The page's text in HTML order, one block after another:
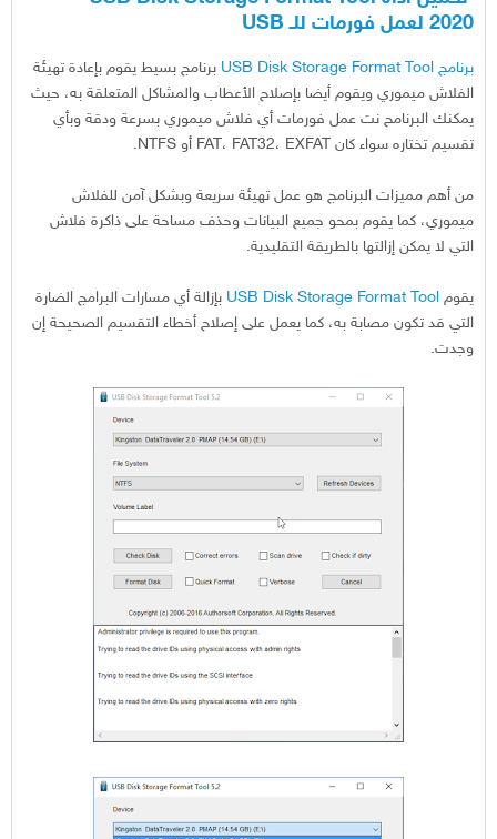
2020 لعمل فورمات للـ USB
برنامج USB Disk Storage Format Tool
برنامج بسيط يقوم بإعادة تهيئة
الفلاش ميموري ويقوم أيضا بإصلاح الأعطاب والمشاكل المتعلقة به، حيث
يمكنك البرنامح نت عمل فورمات أي فلاش ميموري بسرعة ودقة وبأي
تقسيم تختاره سواء كان FAT، FAT32، EXFAT أو NTFS.
من أهم مميزات البرنامج هو عمل تهيئة سريعة وبشكل آمن للفلاش
ميموري، كما يقوم بمحو جميع البيانات وحذف مساحة على ذاكرة فلاش
التي لا يمكن إزالتها بالطريقة التقليدية.
يقوم USB Disk Storage Format Tool بإزالة أي مسارات البرامج الضارة
التي قد تكون مصابة به، كما يعمل على إصلاح أخطاء التقسيم الصحيحة إن
وجدت.